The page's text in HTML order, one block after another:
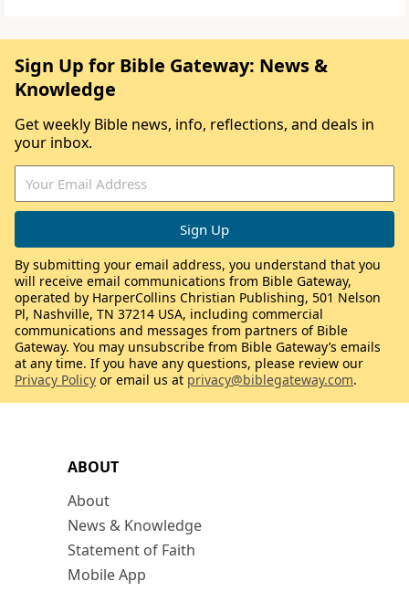
ABOUT
About
News & Knowledge
Statement of Faith
Mobile App
Sign Up for Bible Gateway: News &
Knowledge
Get weekly Bible news, info, reflections, and deals in
your inbox.
By submitting your email address, you understand that you
will receive email communications from Bible Gateway,
operated by HarperCollins Christian Publishing, 501 Nelson
Pl, Nashville, TN 37214 USA, including commercial
communications and messages from partners of Bible
Gateway. You may unsubscribe from Bible Gateway’s emails
at any time. If you have any questions, please review our
Privacy Policy or email us at privacy@biblegateway.com.